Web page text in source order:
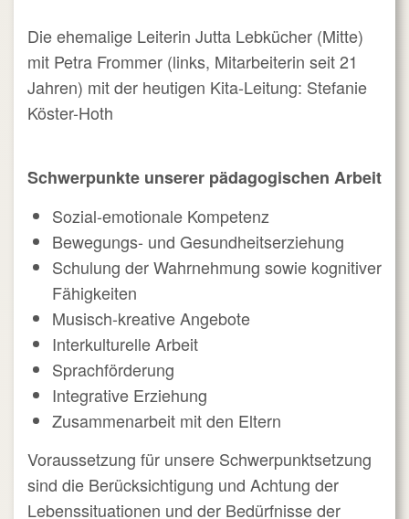
Die ehemalige Leiterin Jutta Lebkücher (Mitte)
mit Petra Frommer (links, Mitarbeiterin seit 21
Jahren) mit der heutigen Kita-Leitung: Stefanie
Köster-Hoth
Schwerpunkte unserer pädagogischen Arbeit
Sozial-emotionale Kompetenz
Bewegungs- und Gesundheitserziehung
Schulung der Wahrnehmung sowie kognitiver
Fähigkeiten
Musisch-kreative Angebote
Interkulturelle Arbeit
Sprachförderung
Integrative Erziehung
Zusammenarbeit mit den Eltern
Voraussetzung für unsere Schwerpunktsetzung
sind die Berücksichtigung und Achtung der
Lebenssituationen und der Bedürfnisse der